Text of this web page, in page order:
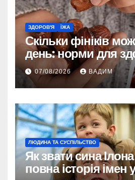
ЗДОРОВ'Я ЇЖА
Скільки фініків
день: норми для
енергії
07/08/2026 ВАДИМ
ЛЮДИНА ТА СУСПІЛЬСТВО
Як звати сина
повна історія імен